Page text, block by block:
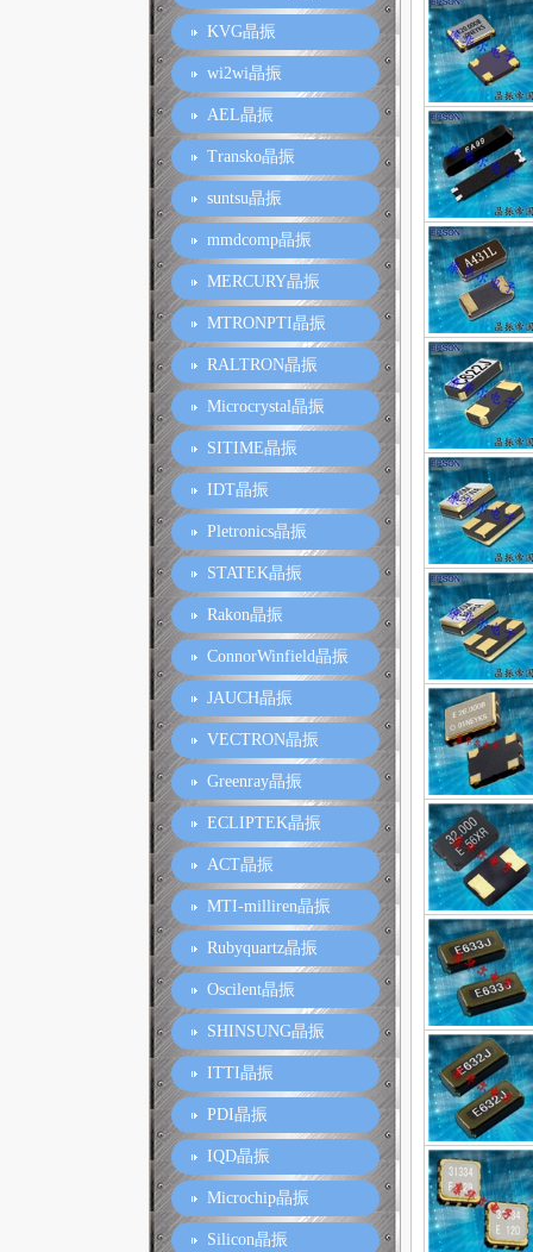
KVG晶振
wi2wi晶振
AEL晶振
Transko晶振
suntsu晶振
mmdcomp晶振
MERCURY晶振
MTRONPTI晶振
RALTRON晶振
Microcrystal晶振
SITIME晶振
IDT晶振
Pletronics晶振
STATEK晶振
Rakon晶振
ConnorWinfield晶振
JAUCH晶振
VECTRON晶振
Greenray晶振
ECLIPTEK晶振
ACT晶振
MTI-milliren晶振
Rubyquartz晶振
Oscilent晶振
SHINSUNG晶振
ITTI晶振
PDI晶振
IQD晶振
Microchip晶振
Silicon晶振